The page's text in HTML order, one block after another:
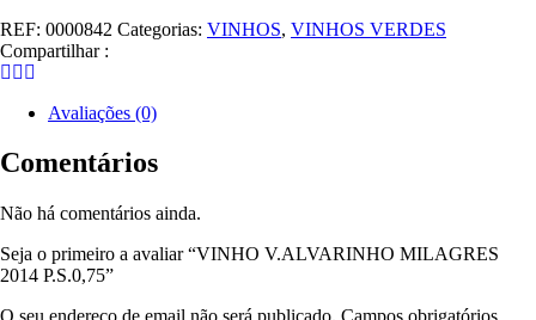
REF: 0000842 Categorias: VINHOS, VINHOS VERDES
Compartilhar :
Avaliações (0)
Comentários
Não há comentários ainda.
Seja o primeiro a avaliar “VINHO V.ALVARINHO MILAGRES
2014 P.S.0,75”